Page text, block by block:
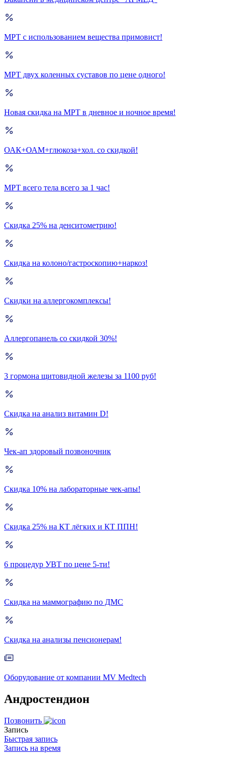
МРТ с использованием вещества примовист!
МРТ двух коленных суставов по цене одного!
Новая скидка на МРТ в дневное и ночное время!
ОАК+ОАМ+глюкоза+хол. со скидкой!
МРТ всего тела всего за 1 час!
Скидка 25% на денситометрию!
Скидка на колоно/гастроскопию+наркоз!
Скидки на аллергокомплексы!
Аллергопанель со скидкой 30%!
3 гормона щитовидной железы за 1100 руб!
Скидка на анализ витамин D!
Чек-ап здоровый позвоночник
Скидка 10% на лабораторные чек-апы!
Скидка 25% на КТ лёгких и КТ ППН!
6 процедур УВТ по цене 5-ти!
Скидка на маммографию по ДМС
Скидка на анализы пенсионерам!
Оборудование от компании MV Medtech
Андростендион
Позвонить
Запись
Быстрая запись
Запись на время